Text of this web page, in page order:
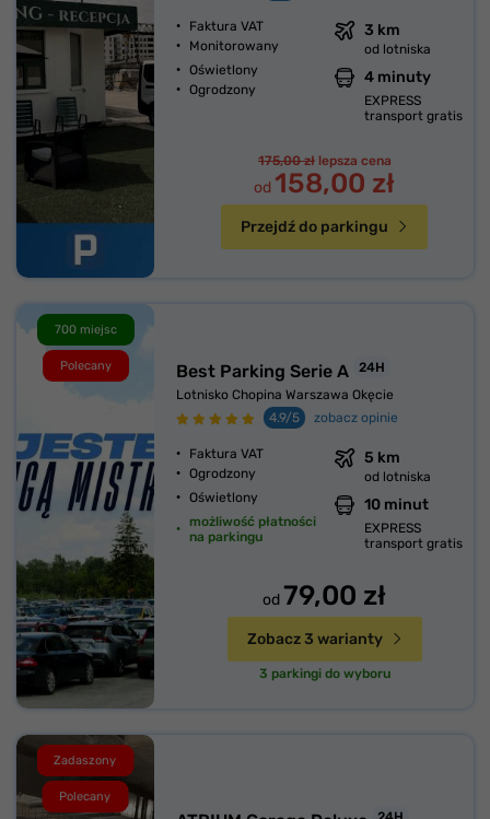
Faktura VAT
Monitorowany
Oświetlony
Ogrodzony
3 km
od lotniska
4 minuty
EXPRESS
transport gratis
175,00 zł lepsza cena
od 158,00 zł
Przejdź do parkingu
700 miejsc
Polecany Best Parking Serie A
24H
Lotnisko Chopina Warszawa Okęcie
4.9/5
zobacz opinie
Faktura VAT
Ogrodzony
Oświetlony
możliwość płatności
na parkingu
5 km
od lotniska
10 minut
EXPRESS
transport gratis
od 79,00 zł
Zobacz 3 warianty
3 parkingi do wyboru
Zadaszony
Polecany